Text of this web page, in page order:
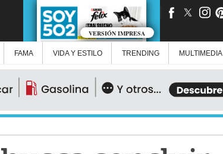
VERSIÓN IMPRESA
FAMA VIDA Y ESTILO TRENDING MULTIMEDIA